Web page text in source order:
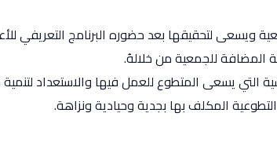
ويسعى لتحقيقها بعد حضوره البرنامج التعريفي
المضافة للجمعية من خلالهُ.
التي يسعى المتطوع للعمل فيها والاستعداد
التطوعية المكلف بها بجدية وحيادية ونزاهة.